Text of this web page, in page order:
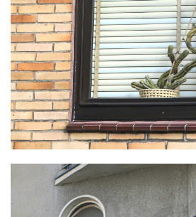
KLICKE HIER